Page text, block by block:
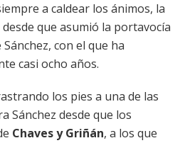
a caldear los ánimos, la
que asumió la portavocía
con el que ha
casi ocho años.
los pies a una de las
Sánchez desde que los
Chaves y Griñán, a los que